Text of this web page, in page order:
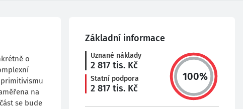
Twitter
o
na
se bude
Základní informace
Uznané náklady
2 817 tis. Kč
Statní podpora
2 817 tis. Kč
100%